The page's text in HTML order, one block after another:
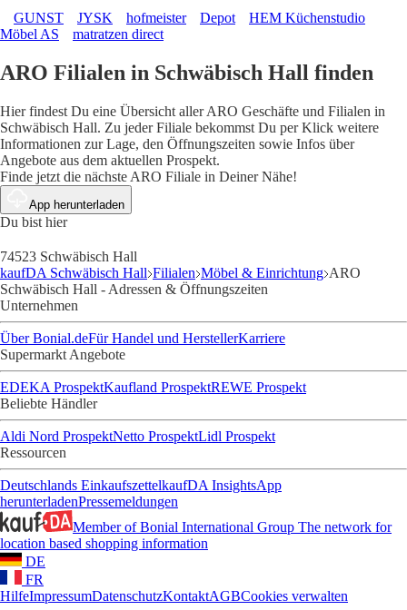
GUNST JYSK hofmeister Depot
HEM Küchenstudio
Möbel AS
matratzen direct
ARO Filialen in Schwäbisch Hall finden
Hier findest Du eine Übersicht aller ARO Geschäfte und Filialen in
Schwäbisch Hall. Zu jeder Filiale bekommst Du per Klick weitere
Informationen zur Lage, den Öffnungszeiten sowie Infos über
Angebote aus dem aktuellen Prospekt.
Finde jetzt die nächste ARO Filiale in Deiner Nähe!
App herunterladen
Du bist hier
74523 Schwäbisch Hall
kaufDA Schwäbisch Hall Filialen Möbel & Einrichtung ARO
Schwäbisch Hall - Adressen & Öffnungszeiten
Unternehmen
Über Bonial.deFür Handel und HerstellerKarriere
Supermarkt Angebote
EDEKA ProspektKaufland ProspektREWE Prospekt
Beliebte Händler
Aldi Nord ProspektNetto ProspektLidl Prospekt
Ressourcen
Deutschlands EinkaufszettelkaufDA InsightsApp
herunterladenPressemeldungen
Member of Bonial International Group The network for
location based shopping information
DE
FR
HilfeImpressumDatenschutzKontaktAGBCookies verwalten